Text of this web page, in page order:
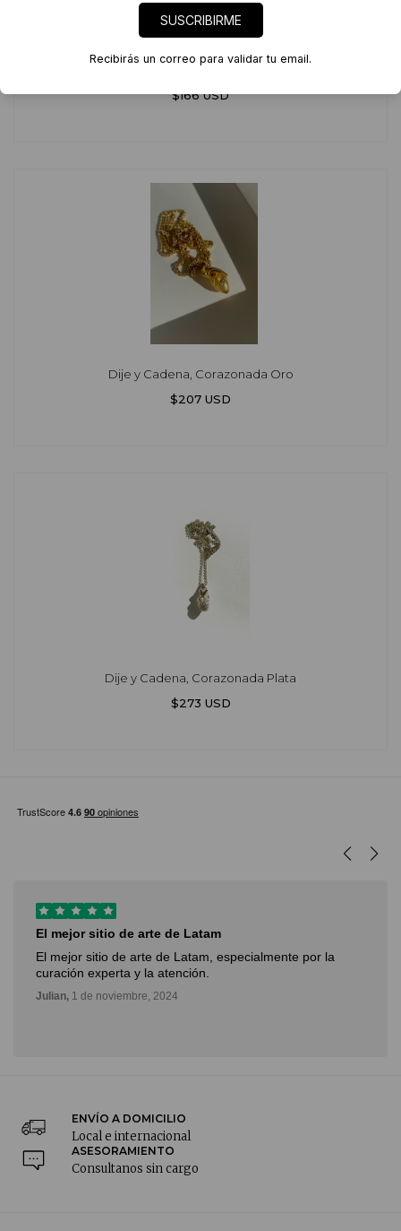
Dije y Cadena, Corazonada Bronce
$166 USD
Dije y Cadena, Corazonada Oro
$207 USD
Dije y Cadena, Corazonada Plata
$273 USD
El mejor sitio de arte de Latam
El mejor sitio de arte de Latam, especialmente por la
curación experta y la atención.
Julian, 1 de noviembre, 2024
ENVÍO A DOMICILIO
Local e internacional
ASESORAMIENTO
Consultanos sin cargo
SUSCRIBIRME
Recibirás un correo para validar tu email.